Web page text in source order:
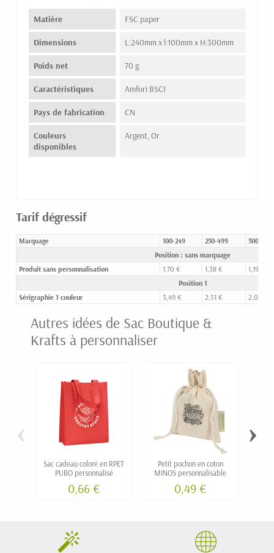
Matière FSC paper
Dimensions L:240mm x l:100mm x H:300mm
Poids net 70 g
Caractéristiques Amfori BSCI
Pays de fabrication CN
Couleurs
disponibles
Argent, Or
Tarif dégressif
Marquage 100-249 250-499 500-999
Position : sans marquage
Produit sans personnalisation
1,70 € 1,38 €
1,19 €
Position 1
Sérigraphie 1 couleur
3,49 € 2,51 € 2,02 €
Autres idées de Sac Boutique &
Krafts à personnaliser
Sac cadeau coloré en RPET
PUBO personnalisé
0,66 €
Petit pochon en coton
MINOS personnalisable
0,49 €
‹ ›